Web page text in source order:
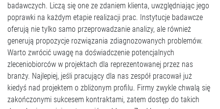
badawczych. Liczą się one ze zdaniem klienta, uwzględniając jego
poprawki na każdym etapie realizacji prac. Instytucje badawcze
oferują nie tylko samo przeprowadzanie analizy, ale również
generują propozycje rozwiązania zdiagnozowanych problemów.
Warto zwrócić uwagę na doświadczenie potencjalnych
zleceniobiorców w projektach dla reprezentowanej przez nas
branży. Najlepiej, jeśli pracujący dla nas zespół pracował już
kiedyś nad projektem o zbliżonym profilu. Firmy zwykle chwalą się
zakończonymi sukcesem kontraktami, zatem dostęp do takich